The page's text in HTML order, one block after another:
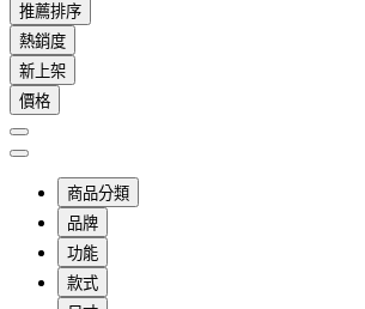
推薦排序
熱銷度
新上架
價格
商品分類
品牌
功能
款式